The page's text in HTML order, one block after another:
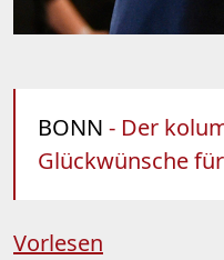
BONN - Der
Glückwünsche
Vorlesen